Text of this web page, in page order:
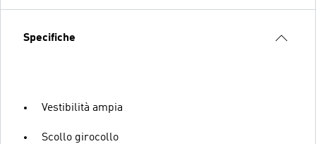
Specifiche
Vestibilità ampia
Scollo girocollo